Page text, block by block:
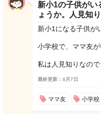
新小1の子供がい
ょうか。人見知
新小1になる子供が
小学校で、ママ友
私は人見知りなの
最終更新：4月7日
ママ友 小学校